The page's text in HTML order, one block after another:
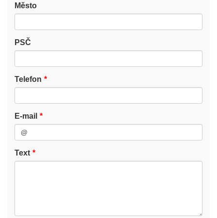
Město
PSČ
Telefon
E-mail
Text